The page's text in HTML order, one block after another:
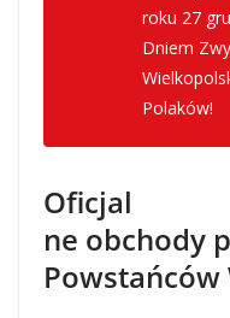
roku 27
Dniem
Polaków!
– tłumaczy
Oficjal
ne obchody